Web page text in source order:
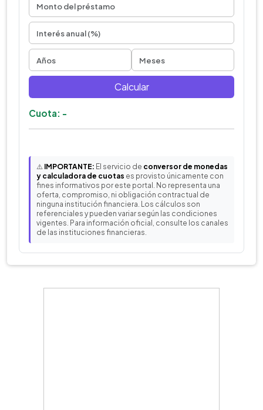
Calcular
Cuota: -
⚠️ IMPORTANTE: El servicio de conversor de monedas
y calculadora de cuotas es provisto únicamente con
fines informativos por este portal. No representa una
oferta, compromiso, ni obligación contractual de
ninguna institución financiera. Los cálculos son
referenciales y pueden variar según las condiciones
vigentes. Para información oficial, consulte los canales
de las instituciones financieras.